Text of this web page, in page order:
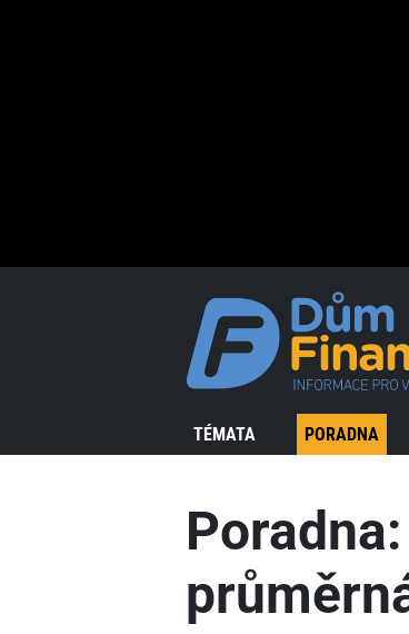
TÉMATA PORADNA